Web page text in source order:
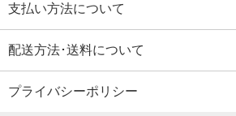
支払い方法について
配送方法･送料について
プライバシーポリシー